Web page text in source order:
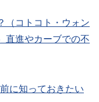
（コトコト・ウォン
直進やカーブでの不
に知っておきたい